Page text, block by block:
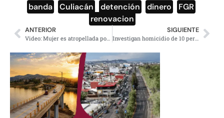
banda Culiacán detención dinero FGR
renovacion
ANTERIOR SIGUIENTE
Investigan homicidio de 10 personas en Zacatecas